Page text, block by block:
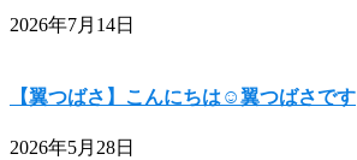
2026年7月14日
【翼つばさ】こんにちは☺翼つばさです
2026年5月28日